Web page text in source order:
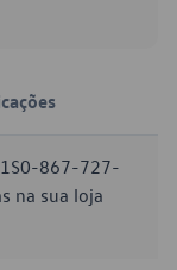
867-727-
na sua loja